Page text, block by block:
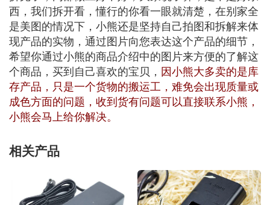
西，我们拆开看，懂行的你看一眼就清楚，在别家全
是美图的情况下，小熊还是坚持自己拍图和拆解来体
现产品的实物，通过图片向您表达这个产品的细节，
希望你通过小熊的商品介绍中的图片来方便的了解这
个商品，买到自己喜欢的宝贝， 因小熊大多卖的是库
存产品，只是一个货物的搬运工，难免会出现质量或
成色方面的问题，收到货有问题可以直接联系小熊，
小熊会马上给你解决。
相关产品